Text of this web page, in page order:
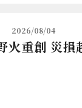
2026/08/04
火重創 災損